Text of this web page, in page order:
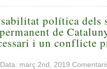
política dels
de
i un conflicte
Data: març 2nd, 2019